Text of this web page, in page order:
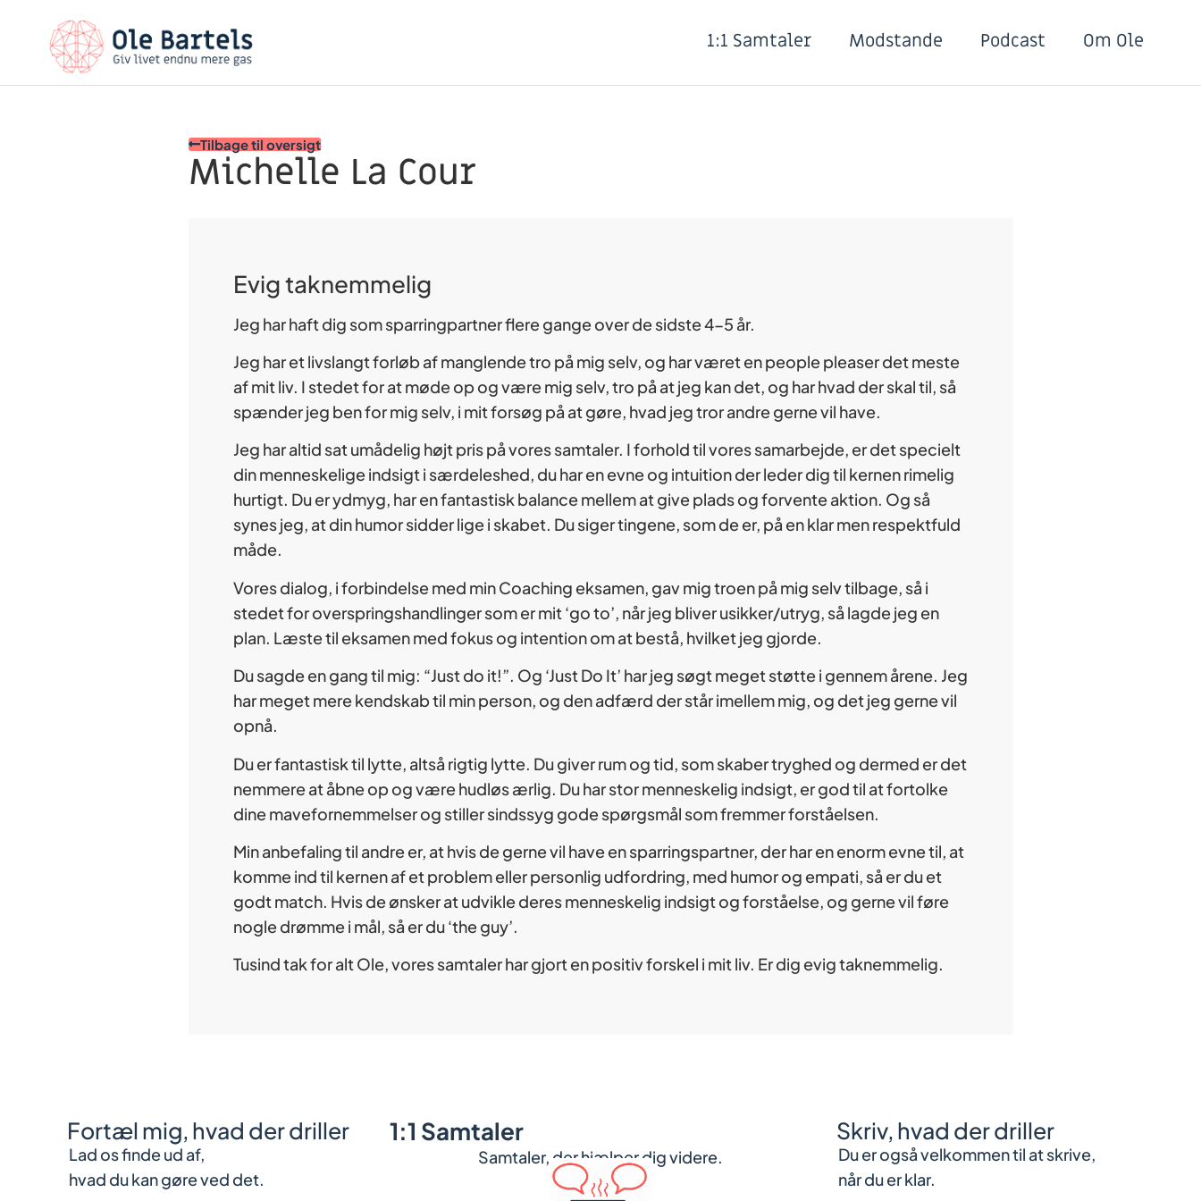
1:1 Samtaler Modstande Podcast Om Ole
Tilbage til oversigt
Michelle La Cour
Evig taknemmelig
Jeg har haft dig som sparringpartner flere gange over de sidste 4-5 år.
Jeg har et livslangt forløb af manglende tro på mig selv, og har været en people pleaser det meste
af mit liv. I stedet for at møde op og være mig selv, tro på at jeg kan det, og har hvad der skal til, så
spænder jeg ben for mig selv, i mit forsøg på at gøre, hvad jeg tror andre gerne vil have.
Jeg har altid sat umådelig højt pris på vores samtaler. I forhold til vores samarbejde, er det specielt
din menneskelige indsigt i særdeleshed, du har en evne og intuition der leder dig til kernen rimelig
hurtigt. Du er ydmyg, har en fantastisk balance mellem at give plads og forvente aktion. Og så
synes jeg, at din humor sidder lige i skabet. Du siger tingene, som de er, på en klar men respektfuld
måde.
Vores dialog, i forbindelse med min Coaching eksamen, gav mig troen på mig selv tilbage, så i
stedet for overspringshandlinger som er mit ‘go to’, når jeg bliver usikker/utryg, så lagde jeg en
plan. Læste til eksamen med fokus og intention om at bestå, hvilket jeg gjorde.
Du sagde en gang til mig: “Just do it!”. Og ‘Just Do It’ har jeg søgt meget støtte i gennem årene. Jeg
har meget mere kendskab til min person, og den adfærd der står imellem mig, og det jeg gerne vil
opnå.
Du er fantastisk til lytte, altså rigtig lytte. Du giver rum og tid, som skaber tryghed og dermed er det
nemmere at åbne op og være hudløs ærlig. Du har stor menneskelig indsigt, er god til at fortolke
dine mavefornemmelser og stiller sindssyg gode spørgsmål som fremmer forståelsen.
Min anbefaling til andre er, at hvis de gerne vil have en sparringspartner, der har en enorm evne til, at
komme ind til kernen af et problem eller personlig udfordring, med humor og empati, så er du et
godt match. Hvis de ønsker at udvikle deres menneskelig indsigt og forståelse, og gerne vil føre
nogle drømme i mål, så er du ‘the guy’.
Tusind tak for alt Ole, vores samtaler har gjort en positiv forskel i mit liv. Er dig evig taknemmelig.
Fortæl mig, hvad der driller
Lad os finde ud af,
hvad du kan gøre ved det.
1:1 Samtaler
Samtaler, der hjælper dig videre.
Skriv, hvad der driller
Du er også velkommen til at skrive,
når du er klar.